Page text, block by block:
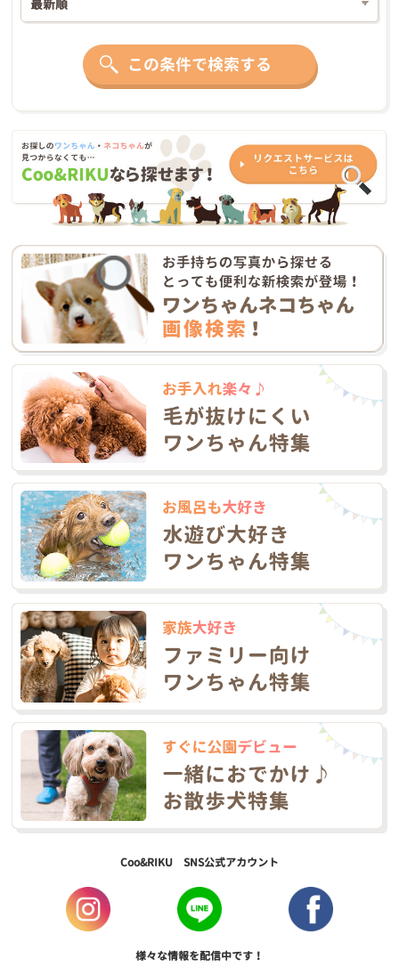
この条件で検索する
Coo&RIKU SNS公式アカウント
様々な情報を配信中です！